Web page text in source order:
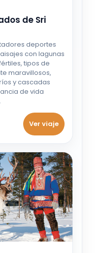
2026
2026
2026
2026
2026
de Sri
deportes
con lagunas
tipos de
maravillosos,
y cascadas
de vida
Ver viaje